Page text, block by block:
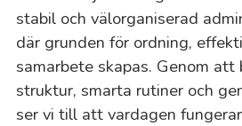
stabil och välorganiserad
där grunden för ordning,
samarbete skapas. Genom
struktur, smarta rutiner och
ser vi till att vardagen